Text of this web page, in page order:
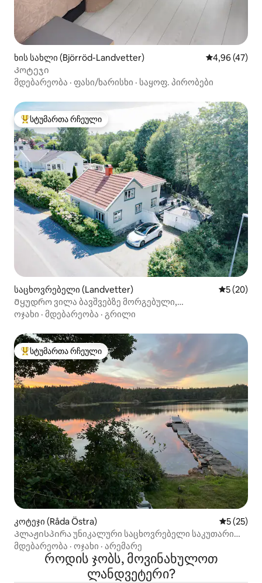
ხის სახლი (Björröd-Landvetter) საშუალო
4,96 (47)
Კოტეჯი
მდებარეობა · ფასი/ხარისხი · საყოფ. პირობები
სტუმართა რჩეული მოწინავე ვარიანტი
სტუმართა რჩეული
საცხოვრებელი (Landvetter) საშუალო
5 (20)
Მყუდრო ვილა ბავშვებზე მორგებული,
გოტენბურგიდან 15 წთ
ოჯახი · მდებარეობა · გრილი
სტუმართა რჩეული მოწინავე ვარიანტი
სტუმართა რჩეული
კოტეჯი (Råda Östra) საშუალო
5 (25)
Პლაჟისპირა უნიკალური საცხოვრებელი საკუთარი
ჭავლით
მდებარეობა · ოჯახი · არემარე
როდის ჯობს, მოვინახულოთ
ლანდვეტერი?